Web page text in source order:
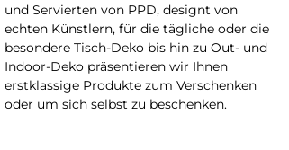
und Servierten von PPD, designt von
echten Künstlern, für die tägliche oder die
besondere Tisch-Deko bis hin zu Out- und
Indoor-Deko präsentieren wir Ihnen
erstklassige Produkte zum Verschenken
oder um sich selbst zu beschenken.